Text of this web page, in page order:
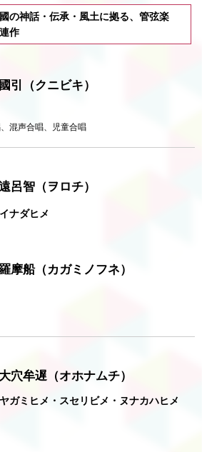
の神話・伝承・風土に拠る、管弦楽
作
引（クニビキ）
混声合唱、児童合唱
呂智（ヲロチ）
ナダヒメ
摩船（カガミノフネ）
穴牟遅（オホナムチ）
ガミヒメ・スセリビメ・ヌナカハヒメ